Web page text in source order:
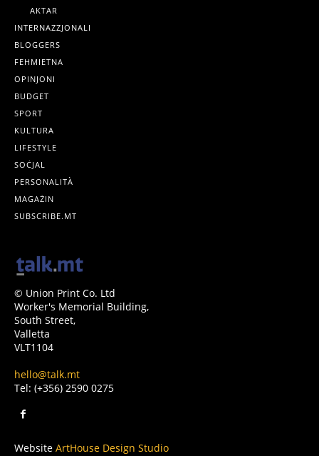
AKTAR
INTERNAZZJONALI
BLOGGERS
FEHMIETNA
OPINJONI
BUDGET
SPORT
KULTURA
LIFESTYLE
SOĊJAL
PERSONALITÀ
MAGAŻIN
SUBSCRIBE.MT
© Union Print Co. Ltd
Worker's Memorial Building,
South Street,
Valletta
VLT1104
hello@talk.mt
Tel: (+356) 2590 0275
Website ArtHouse Design Studio